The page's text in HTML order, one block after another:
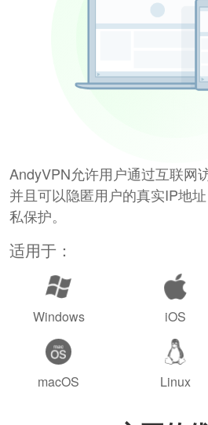
AndyVPN允许用户通过互联网
并且可以隐匿用户的真实IP地
私保护。
适用于：
Windows iOS
macOS Linux